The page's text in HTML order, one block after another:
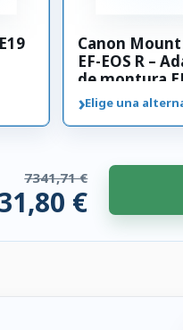
Canon
EF-EOS R –
de montura
›Elige una
7341,71 €
€